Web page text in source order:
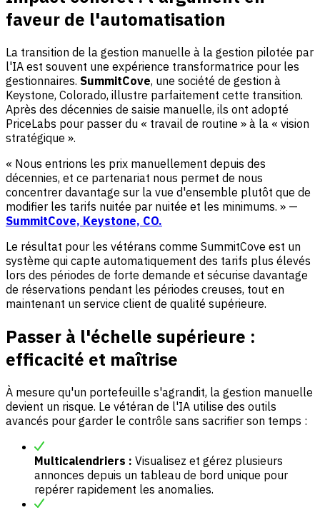
faveur de l'automatisation
La transition de la gestion manuelle à la gestion pilotée par
l'IA est souvent une expérience transformatrice pour les
gestionnaires. SummitCove, une société de gestion à
Keystone, Colorado, illustre parfaitement cette transition.
Après des décennies de saisie manuelle, ils ont adopté
PriceLabs pour passer du « travail de routine » à la « vision
stratégique ».
« Nous entrions les prix manuellement depuis des
décennies, et ce partenariat nous permet de nous
concentrer davantage sur la vue d'ensemble plutôt que de
modifier les tarifs nuitée par nuitée et les minimums. » —
SummitCove, Keystone, CO.
Le résultat pour les vétérans comme SummitCove est un
système qui capte automatiquement des tarifs plus élevés
lors des périodes de forte demande et sécurise davantage
de réservations pendant les périodes creuses, tout en
maintenant un service client de qualité supérieure.
Passer à l'échelle supérieure :
efficacité et maîtrise
À mesure qu'un portefeuille s'agrandit, la gestion manuelle
devient un risque. Le vétéran de l'IA utilise des outils
avancés pour garder le contrôle sans sacrifier son temps :
Multicalendriers : Visualisez et gérez plusieurs
annonces depuis un tableau de bord unique pour
repérer rapidement les anomalies.